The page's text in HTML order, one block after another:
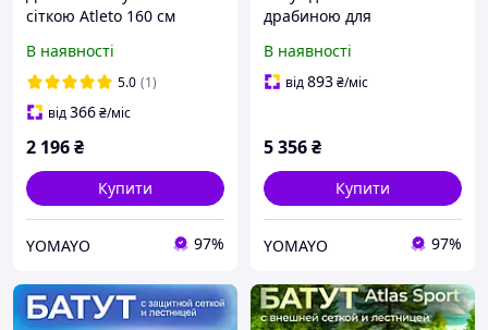
сіткою Atleto 160 см
для дому, саду, дитячої
кімнати
В наявності
5.0 (1)
від366₴/міс
2 196₴
Купити
YOMAYO 97%
драбиною для
см Atleto Black + рукавиці
у подарунок
В наявності
від893₴/міс
5 356₴
Купити
YOMAYO 97%